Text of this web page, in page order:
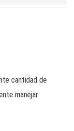
cantidad de
manejar